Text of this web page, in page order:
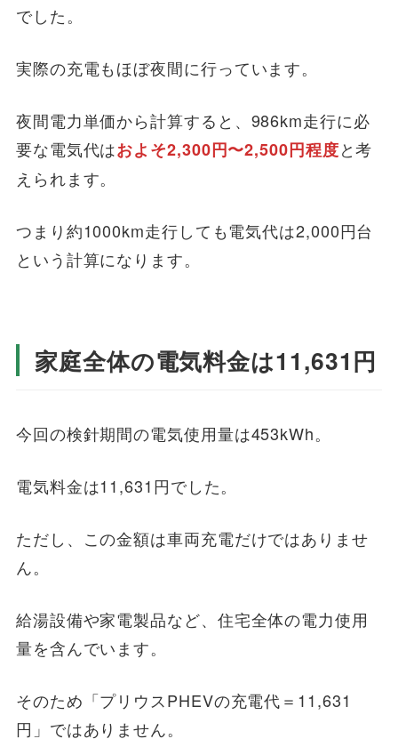
でした。
実際の充電もほぼ夜間に行っています。
夜間電力単価から計算すると、986km走行に必
要な電気代はおよそ2,300円〜2,500円程度と考
えられます。
つまり約1000km走行しても電気代は2,000円台
という計算になります。
家庭全体の電気料金は11,631円
今回の検針期間の電気使用量は453kWh。
電気料金は11,631円でした。
ただし、この金額は車両充電だけではありませ
ん。
給湯設備や家電製品など、住宅全体の電力使用
量を含んでいます。
そのため「プリウスPHEVの充電代＝11,631
円」ではありません。